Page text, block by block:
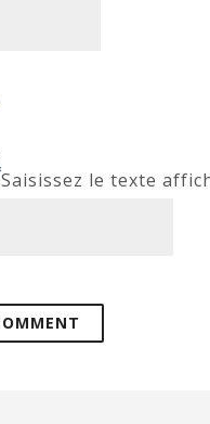
Saisissez le texte